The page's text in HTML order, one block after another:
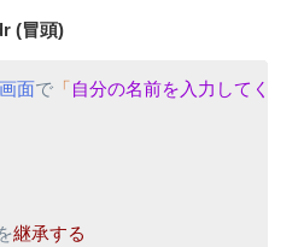
(冒頭)
面で 「 自分の名前を入力してくだ